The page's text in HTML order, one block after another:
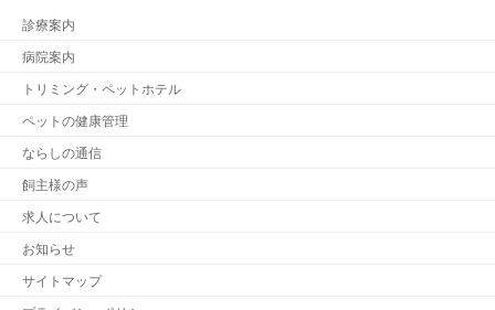
診療案内
病院案内
トリミング・ペットホテル
ペットの健康管理
ならしの通信
飼主様の声
求人について
お知らせ
サイトマップ